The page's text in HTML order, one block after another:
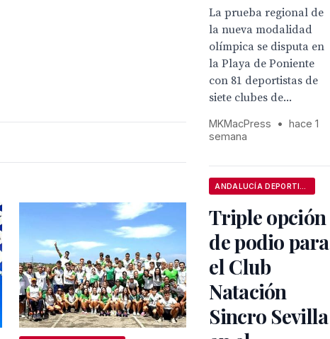
La prueba regional de
la nueva modalidad
olímpica se disputa en
la Playa de Poniente
con 81 deportistas de
siete clubes de...
MKMacPress •
hace 1
semana
Triple opción
de podio para
el Club
Natación
Sincro Sevilla